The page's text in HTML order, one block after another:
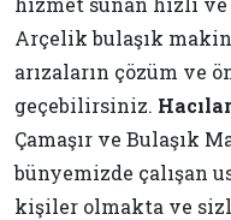
Arçelik bulaşık
arızaların çözüm ve
geçebilirsiniz.
Çamaşır ve Bulaşık
bünyemizde çalışan
kişiler olmakta ve